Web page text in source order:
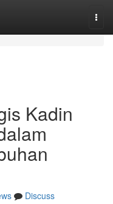
Kadin
Discuss